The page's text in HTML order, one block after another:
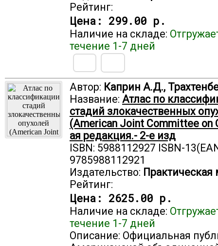
Рейтинг:
Цена: 299.00 р.
Наличие на складе:
течение 1-7 дней
Автор: Каприн А.Д.,
Название: Атлас по
стадий злокачественных
(American Joint Committee on
ая редакция.- 2-е изд
ISBN: 5988112927 ISBN-
9785988112921
Издательство:
Рейтинг:
Цена: 2625.00 р.
Наличие на складе:
течение 1-7 дней
Описание: Официальная